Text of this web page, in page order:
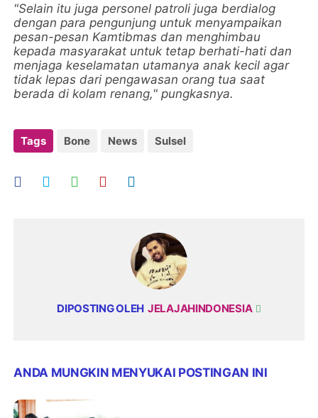
"Selain itu juga personel patroli juga berdialog
dengan para pengunjung untuk menyampaikan
pesan-pesan Kamtibmas dan menghimbau
kepada masyarakat untuk tetap berhati-hati dan
menjaga keselamatan utamanya anak kecil agar
tidak lepas dari pengawasan orang tua saat
berada di kolam renang," pungkasnya.
Tags Bone News Sulsel
DIPOSTING OLEH JELAJAHINDONESIA
ANDA MUNGKIN MENYUKAI POSTINGAN INI